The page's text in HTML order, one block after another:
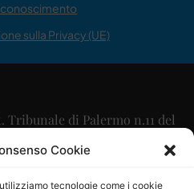
Cookie
tecnologie come i cookie
sulla Privacy (UE)
di Palermo n.11 del
2015